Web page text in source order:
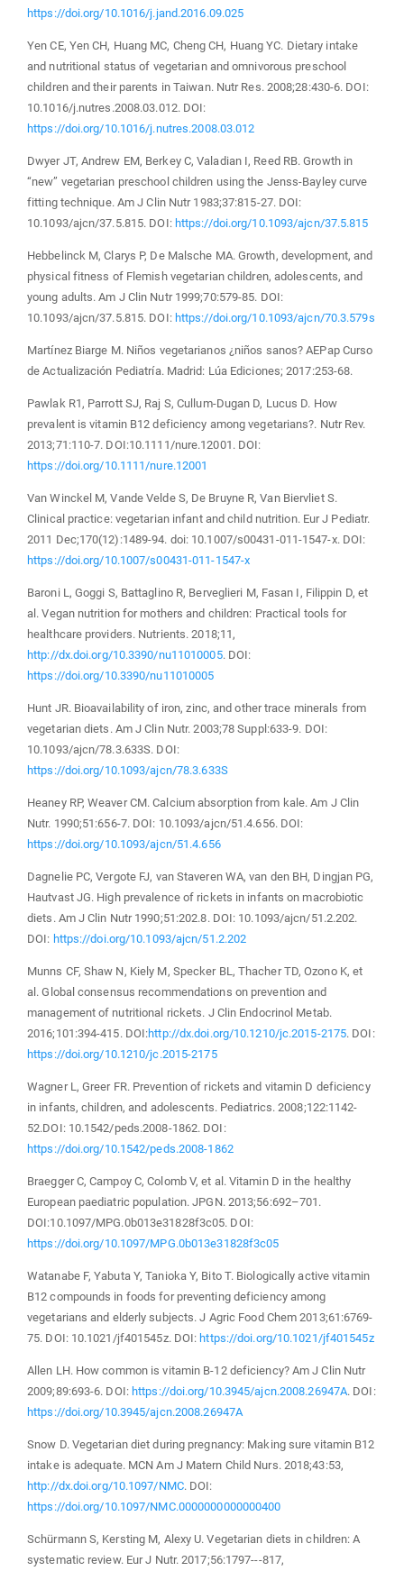
https://doi.org/10.1016/j.jand.2016.09.025
Yen CE, Yen CH, Huang MC, Cheng CH, Huang YC. Dietary intake
and nutritional status of vegetarian and omnivorous preschool
children and their parents in Taiwan. Nutr Res. 2008;28:430-6. DOI:
10.1016/j.nutres.2008.03.012. DOI:
https://doi.org/10.1016/j.nutres.2008.03.012
Dwyer JT, Andrew EM, Berkey C, Valadian I, Reed RB. Growth in
“new” vegetarian preschool children using the Jenss-Bayley curve
fitting technique. Am J Clin Nutr 1983;37:815-27. DOI:
10.1093/ajcn/37.5.815. DOI: https://doi.org/10.1093/ajcn/37.5.815
Hebbelinck M, Clarys P, De Malsche MA. Growth, development, and
physical fitness of Flemish vegetarian children, adolescents, and
young adults. Am J Clin Nutr 1999;70:579-85. DOI:
10.1093/ajcn/37.5.815. DOI: https://doi.org/10.1093/ajcn/70.3.579s
Martínez Biarge M. Niños vegetarianos ¿niños sanos? AEPap Curso
de Actualización Pediatría. Madrid: Lúa Ediciones; 2017:253-68.
Pawlak R1, Parrott SJ, Raj S, Cullum-Dugan D, Lucus D. How
prevalent is vitamin B12 deficiency among vegetarians?. Nutr Rev.
2013;71:110-7. DOI:10.1111/nure.12001. DOI:
https://doi.org/10.1111/nure.12001
Van Winckel M, Vande Velde S, De Bruyne R, Van Biervliet S.
Clinical practice: vegetarian infant and child nutrition. Eur J Pediatr.
2011 Dec;170(12):1489-94. doi: 10.1007/s00431-011-1547-x. DOI:
https://doi.org/10.1007/s00431-011-1547-x
Baroni L, Goggi S, Battaglino R, Berveglieri M, Fasan I, Filippin D, et
al. Vegan nutrition for mothers and children: Practical tools for
healthcare providers. Nutrients. 2018;11,
http://dx.doi.org/10.3390/nu11010005. DOI:
https://doi.org/10.3390/nu11010005
Hunt JR. Bioavailability of iron, zinc, and other trace minerals from
vegetarian diets. Am J Clin Nutr. 2003;78 Suppl:633-9. DOI:
10.1093/ajcn/78.3.633S. DOI:
https://doi.org/10.1093/ajcn/78.3.633S
Heaney RP, Weaver CM. Calcium absorption from kale. Am J Clin
Nutr. 1990;51:656-7. DOI: 10.1093/ajcn/51.4.656. DOI:
https://doi.org/10.1093/ajcn/51.4.656
Dagnelie PC, Vergote FJ, van Staveren WA, van den BH, Dingjan PG,
Hautvast JG. High prevalence of rickets in infants on macrobiotic
diets. Am J Clin Nutr 1990;51:202.8. DOI: 10.1093/ajcn/51.2.202.
DOI: https://doi.org/10.1093/ajcn/51.2.202
Munns CF, Shaw N, Kiely M, Specker BL, Thacher TD, Ozono K, et
al. Global consensus recommendations on prevention and
management of nutritional rickets. J Clin Endocrinol Metab.
2016;101:394-415. DOI:http://dx.doi.org/10.1210/jc.2015-2175. DOI:
https://doi.org/10.1210/jc.2015-2175
Wagner L, Greer FR. Prevention of rickets and vitamin D deficiency
in infants, children, and adolescents. Pediatrics. 2008;122:1142-
52.DOI: 10.1542/peds.2008-1862. DOI:
https://doi.org/10.1542/peds.2008-1862
Braegger C, Campoy C, Colomb V, et al. Vitamin D in the healthy
European paediatric population. JPGN. 2013;56:692–701.
DOI:10.1097/MPG.0b013e31828f3c05. DOI:
https://doi.org/10.1097/MPG.0b013e31828f3c05
Watanabe F, Yabuta Y, Tanioka Y, Bito T. Biologically active vitamin
B12 compounds in foods for preventing deficiency among
vegetarians and elderly subjects. J Agric Food Chem 2013;61:6769-
75. DOI: 10.1021/jf401545z. DOI: https://doi.org/10.1021/jf401545z
Allen LH. How common is vitamin B-12 deficiency? Am J Clin Nutr
2009;89:693-6. DOI: https://doi.org/10.3945/ajcn.2008.26947A. DOI:
https://doi.org/10.3945/ajcn.2008.26947A
Snow D. Vegetarian diet during pregnancy: Making sure vitamin B12
intake is adequate. MCN Am J Matern Child Nurs. 2018;43:53,
http://dx.doi.org/10.1097/NMC. DOI:
https://doi.org/10.1097/NMC.0000000000000400
Schürmann S, Kersting M, Alexy U. Vegetarian diets in children: A
systematic review. Eur J Nutr. 2017;56:1797---817,